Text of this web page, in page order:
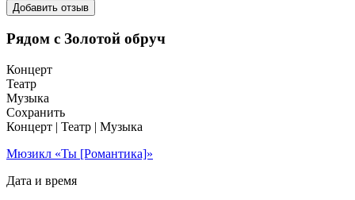
Добавить отзыв
Рядом с Золотой обруч
Концерт
Театр
Музыка
Сохранить
Концерт | Театр | Музыка
Мюзикл «Ты [Романтика]»
Дата и время